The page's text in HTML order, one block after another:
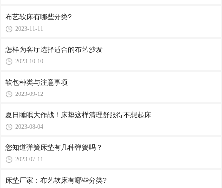
布艺软床有哪些分类?
2023-11-11
怎样为客厅选择适合的布艺沙发
2023-10-10
软包种类与注意事项
2023-09-12
夏日睡眠大作战！床垫这样清理舒服得不想起床...
2023-08-04
您知道弹簧床垫有几种弹簧吗？
2023-07-11
床垫厂家：布艺软床有哪些分类?